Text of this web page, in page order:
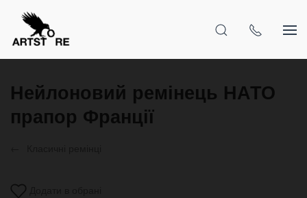
Нейлоновий ремінець НАТО
прапор Франції